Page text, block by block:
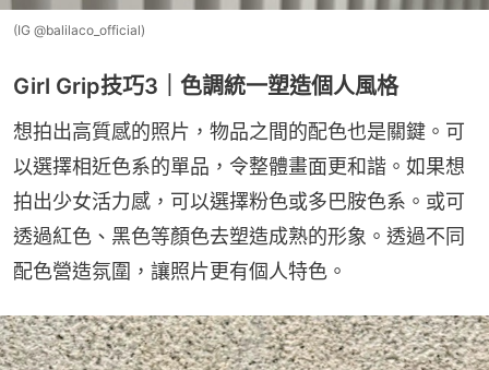
(IG @balilaco_official)
Girl Grip技巧3｜色調統一塑造個人風格
想拍出高質感的照片，物品之間的配色也是關鍵。可
以選擇相近色系的單品，令整體畫面更和諧。如果想
拍出少女活力感，可以選擇粉色或多巴胺色系。或可
透過紅色、黑色等顏色去塑造成熟的形象。透過不同
配色營造氛圍，讓照片更有個人特色。